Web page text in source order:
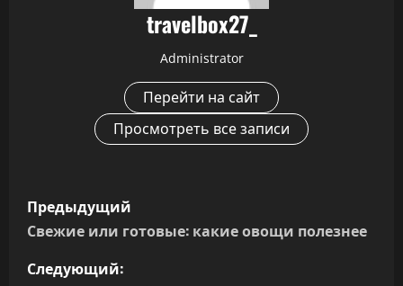
travelbox27_
Administrator
Перейти на сайт
Просмотреть все записи
Н
а
в
Предыдущий
Свежие или готовые: какие овощи полезнее
Следующий: